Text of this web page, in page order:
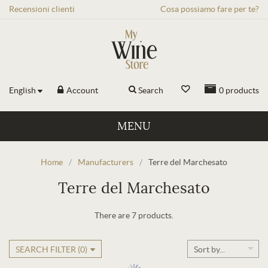
Recensioni clienti Cosa possiamo fare per te?
English Account 0 products
Search
MENU
Home / Manufacturers / Terre del Marchesato
Terre del Marchesato
There are 7 products.
SEARCH FILTER (0) Sort by...